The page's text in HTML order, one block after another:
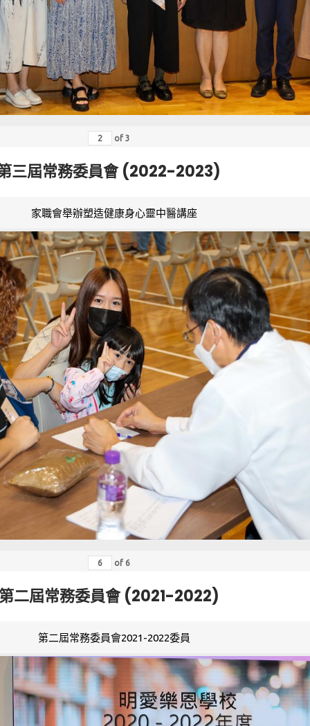
of 3
三屆常務委員會 (2022-2023)
家職會舉辦塑造健康身心靈中醫講座
of 6
二屆常務委員會 (2021-2022)
第二屆常務委員會2021-2022委員